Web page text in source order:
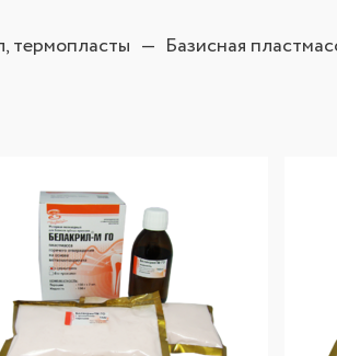
термопласты Базисная